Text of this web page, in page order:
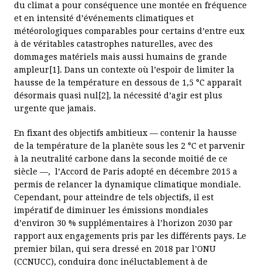
du climat a pour conséquence une montée en fréquence
et en intensité d’événements climatiques et
météorologiques comparables pour certains d’entre eux
à de véritables catastrophes naturelles, avec des
dommages matériels mais aussi humains de grande
ampleur[1]. Dans un contexte où l’espoir de limiter la
hausse de la température en dessous de 1,5 °C apparaît
désormais quasi nul[2], la nécessité d’agir est plus
urgente que jamais.
En fixant des objectifs ambitieux — contenir la hausse
de la température de la planète sous les 2 °C et parvenir
à la neutralité carbone dans la seconde moitié de ce
siècle —, l’Accord de Paris adopté en décembre 2015 a
permis de relancer la dynamique climatique mondiale.
Cependant, pour atteindre de tels objectifs, il est
impératif de diminuer les émissions mondiales
d’environ 30 % supplémentaires à l’horizon 2030 par
rapport aux engagements pris par les différents pays. Le
premier bilan, qui sera dressé en 2018 par l’ONU
(CCNUCC), conduira donc inéluctablement à de